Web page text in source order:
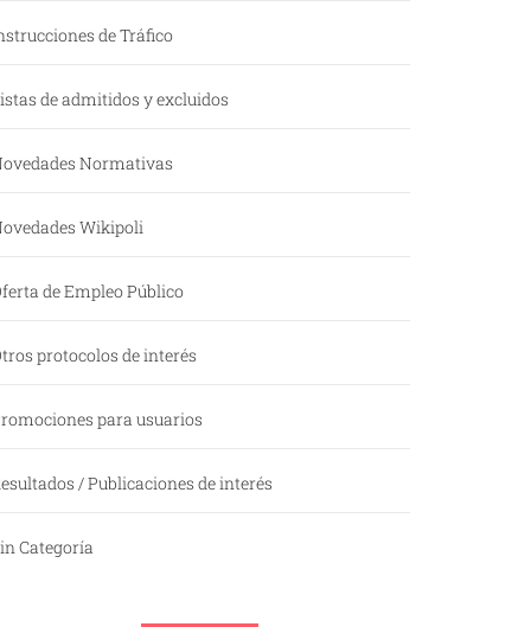
de Tráfico
de admitidos y excluidos
Normativas
Wikipoli
de Empleo Público
protocolos de interés
para usuarios
/ Publicaciones de interés
Categoría